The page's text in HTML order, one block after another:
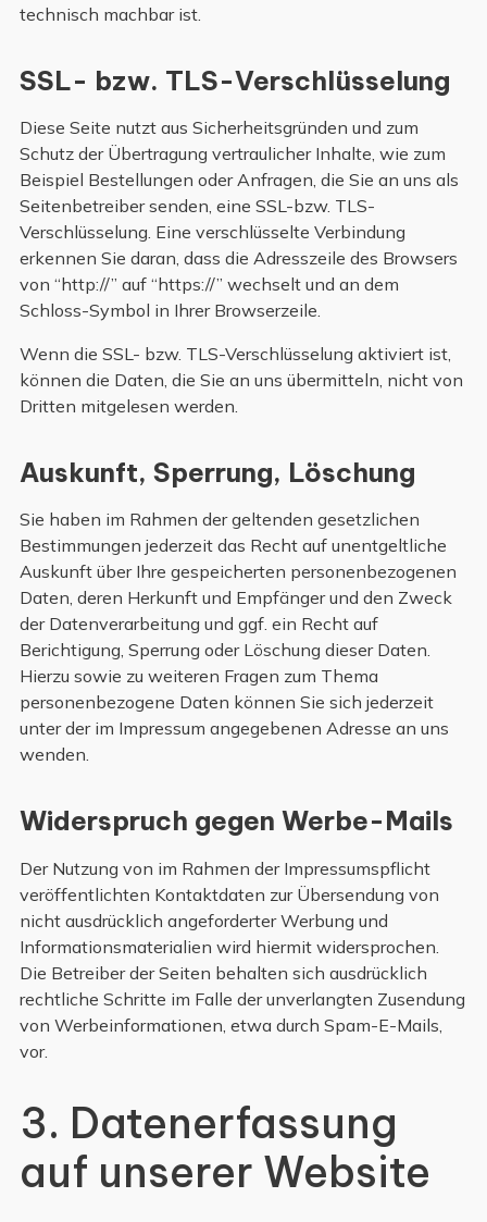
technisch machbar ist.
SSL- bzw. TLS-Verschlüsselung
Diese Seite nutzt aus Sicherheitsgründen und zum
Schutz der Übertragung vertraulicher Inhalte, wie zum
Beispiel Bestellungen oder Anfragen, die Sie an uns als
Seitenbetreiber senden, eine SSL-bzw. TLS-
Verschlüsselung. Eine verschlüsselte Verbindung
erkennen Sie daran, dass die Adresszeile des Browsers
von “http://” auf “https://” wechselt und an dem
Schloss-Symbol in Ihrer Browserzeile.
Wenn die SSL- bzw. TLS-Verschlüsselung aktiviert ist,
können die Daten, die Sie an uns übermitteln, nicht von
Dritten mitgelesen werden.
Auskunft, Sperrung, Löschung
Sie haben im Rahmen der geltenden gesetzlichen
Bestimmungen jederzeit das Recht auf unentgeltliche
Auskunft über Ihre gespeicherten personenbezogenen
Daten, deren Herkunft und Empfänger und den Zweck
der Datenverarbeitung und ggf. ein Recht auf
Berichtigung, Sperrung oder Löschung dieser Daten.
Hierzu sowie zu weiteren Fragen zum Thema
personenbezogene Daten können Sie sich jederzeit
unter der im Impressum angegebenen Adresse an uns
wenden.
Widerspruch gegen Werbe-Mails
Der Nutzung von im Rahmen der Impressumspflicht
veröffentlichten Kontaktdaten zur Übersendung von
nicht ausdrücklich angeforderter Werbung und
Informationsmaterialien wird hiermit widersprochen.
Die Betreiber der Seiten behalten sich ausdrücklich
rechtliche Schritte im Falle der unverlangten Zusendung
von Werbeinformationen, etwa durch Spam-E-Mails,
vor.
3. Datenerfassung
auf unserer Website